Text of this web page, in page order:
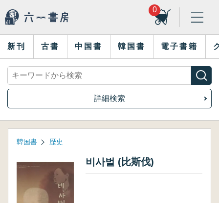
0
新刊 古書 中国書 韓国書 電子書籍
詳細検索
韓国書 歴史
비사벌 (比斯伐)